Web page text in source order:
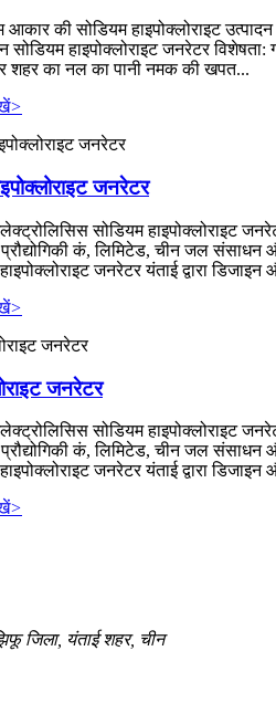
की सोडियम हाइपोक्लोराइट
सोडियम हाइपोक्लोराइट जनरेटर
शहर का नल का पानी नमक की खपत...
>
जनरेटर
सोडियम हाइपोक्लोराइट
कं, लिमिटेड, चीन जल संसाधन
जनरेटर यंताई द्वारा डिजाइन
>
जनरेटर
सोडियम हाइपोक्लोराइट
कं, लिमिटेड, चीन जल संसाधन
जनरेटर यंताई द्वारा डिजाइन
>
जिला, यंताई शहर, चीन